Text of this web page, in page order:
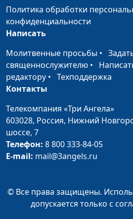
Всегда ли убийство -
грех?
Служба в армии и
христианство
Духовная музыка
Может ли христианин
Зачем любить
«плохого» ближнего?
Политика обработки
конфиденциальности
Написать
Молитвенные просьбы •
священнослужителю •
редактору • Техподдержка
Контакты
Телекомпания «Три Ангела»
603028, Россия, Нижний
шоссе, 7
Телефон: 8 800 333-84-05
E-mail: mail@3angels.ru
© Все права защищены.
допускается только с